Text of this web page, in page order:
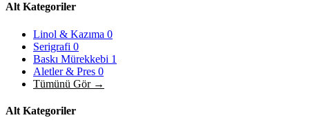
Alt Kategoriler
Linol & Kazıma 0
Serigrafi 0
Baskı Mürekkebi 1
Aletler & Pres 0
Tümünü Gör →
Alt Kategoriler